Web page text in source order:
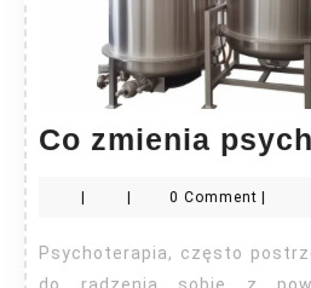
Co zmienia
0 Comment
Psychoterapia, często postrzegana jako narzędzie